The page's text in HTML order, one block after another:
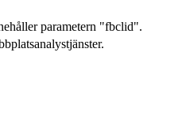
parametern "fbclid".